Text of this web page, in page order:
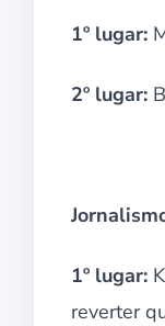
1º lugar:
2º lugar:
1º lugar:
reverter